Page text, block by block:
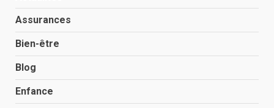
Assurances
Bien-être
Blog
Enfance